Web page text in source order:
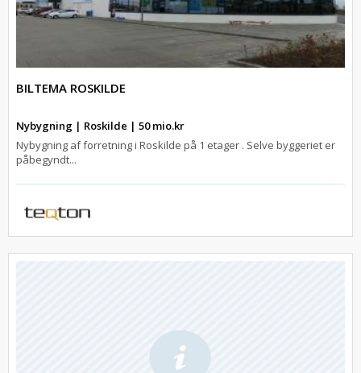
BILTEMA ROSKILDE
Nybygning | Roskilde | 50 mio.kr
Nybygning af forretning i Roskilde på 1 etager . Selve byggeriet er
påbegyndt...